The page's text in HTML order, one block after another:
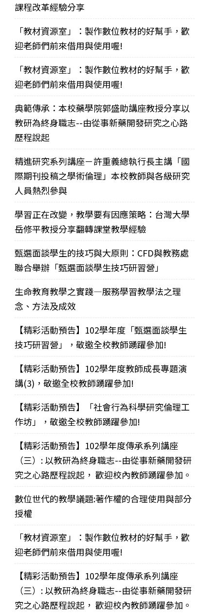
課程改革經驗分享
「教材資源室」：製作數位教材的好幫手，歡
迎老師們前來借用與使用喔!
「教材資源室」：製作數位教材的好幫手，歡
迎老師們前來借用與使用喔!
典範傳承：本校藥學院郭盛助講座教授分享以
教研為終身職志--由從事新藥開發研究之心路
歷程說起
精進研究系列講座－許重義總執行長主講「國
際期刊投稿之學術倫理」本校教師與各級研究
人員熱烈參與
學習正在改變，教學要有因應策略：台灣大學
岳修平教授分享翻轉課堂教學經驗
甄選面談學生的技巧與大原則：CFD與教務處
聯合舉辦「甄選面談學生技巧研習營」
生命教育教學之實踐—服務學習教學法之理
念、方法及成效
【精彩活動預告】102學年度「甄選面談學生
技巧研習營」，敬邀全校教師踴躍參加!
【精彩活動預告】102學年度教師成長專題演
講(3)，敬邀全校教師踴躍參加!
【精彩活動預告】「社會行為科學研究倫理工
作坊」，敬邀全校教師踴躍參加!
【精彩活動預告】102學年度傳承系列講座
（三）: 以教研為終身職志--由從事新藥開發研
究之心路歷程說起， 歡迎校內教師踴躍參加。
數位世代的教學議題:著作權的合理使用與部分
授權
「教材資源室」：製作數位教材的好幫手，歡
迎老師們前來借用與使用喔!
【精彩活動預告】102學年度傳承系列講座
（三）: 以教研為終身職志--由從事新藥開發研
究之心路歷程說起， 歡迎校內教師踴躍參加。